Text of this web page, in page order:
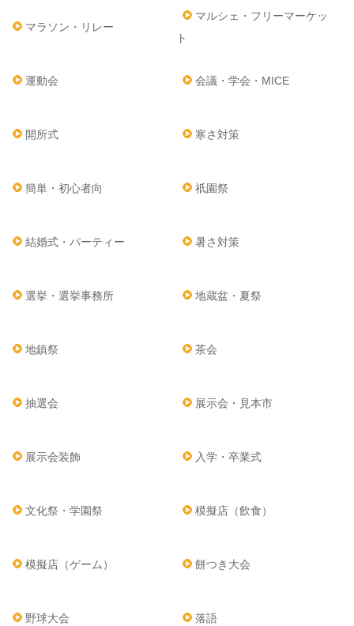
マラソン・リレー
マルシェ・フリーマーケッ
ト
運動会 会議・学会・MICE
開所式 寒さ対策
簡単・初心者向 祇園祭
結婚式・パーティー 暑さ対策
選挙・選挙事務所 地蔵盆・夏祭
地鎮祭 茶会
抽選会 展示会・見本市
展示会装飾 入学・卒業式
文化祭・学園祭 模擬店（飲食）
模擬店（ゲーム） 餅つき大会
野球大会 落語